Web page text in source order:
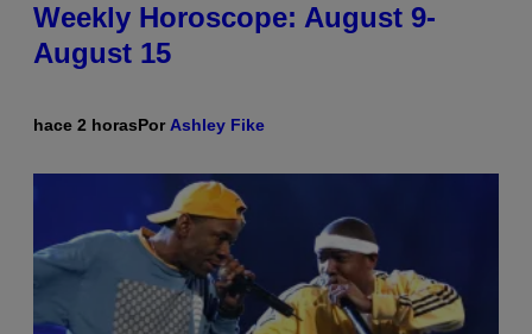
Weekly Horoscope: August 9-
August 15
hace 2 horasPorAshley Fike